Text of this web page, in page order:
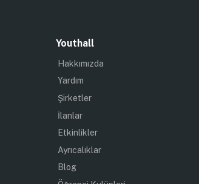
Youthall
Hakkımızda
Yardım
Şirketler
İlanlar
Etkinlikler
Ayrıcalıklar
Blog